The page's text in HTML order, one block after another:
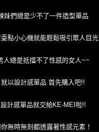
妹們總是少不了一件造型單品
耍點小心機就能輕鬆吸引眾人目光
人總是抵擋不了性感的女人~~
就以設計感單品 首先購入吧!!
設計感單品就交給KE-MEI啦!!
無時無刻都透露著性感元素！